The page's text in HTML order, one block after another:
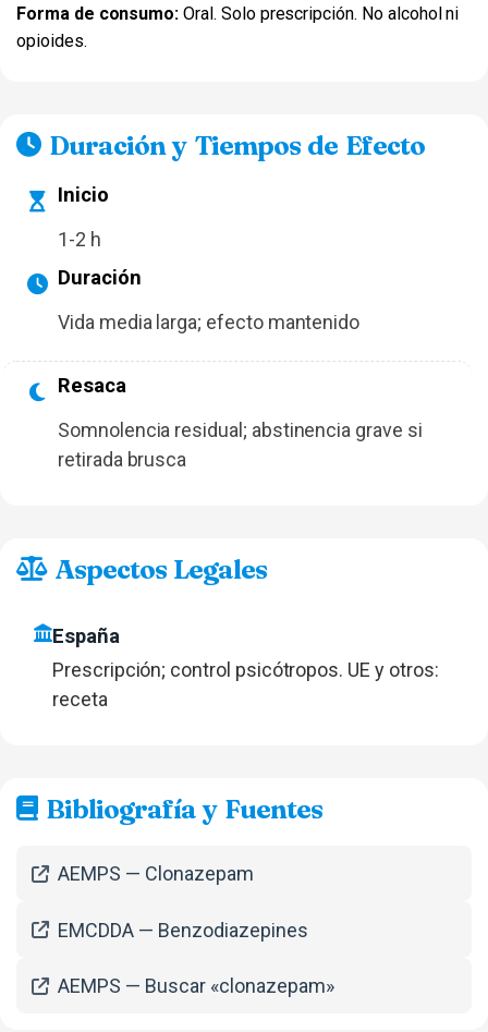
Forma de consumo: Oral. Solo prescripción. No alcohol ni
opioides.
Duración y Tiempos de Efecto
Inicio
1-2 h
Duración
Vida media larga; efecto mantenido
Resaca
Somnolencia residual; abstinencia grave si
retirada brusca
Aspectos Legales
España
Prescripción; control psicótropos. UE y otros:
receta
Bibliografía y Fuentes
AEMPS — Clonazepam
EMCDDA — Benzodiazepines
AEMPS — Buscar «clonazepam»